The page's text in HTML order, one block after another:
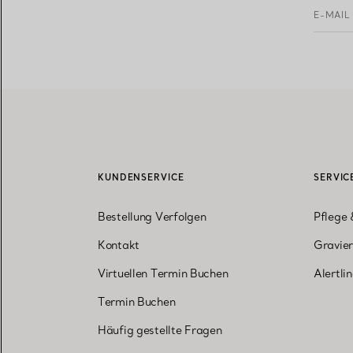
E-MAIL
KUNDENSERVICE
Bestellung Verfolgen
Kontakt
Virtuellen Termin Buchen
Termin Buchen
Häufig gestellte Fragen
Pflege